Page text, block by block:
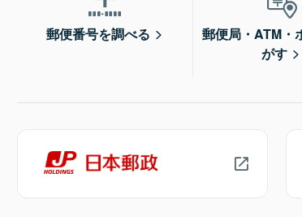
郵便番号を調べる
郵便局・ATM・
がす